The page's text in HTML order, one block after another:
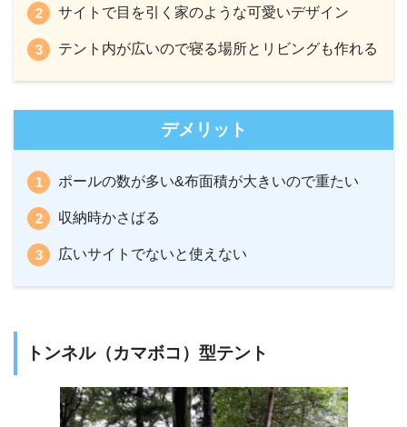
サイトで目を引く家のような可愛いデザイン
テント内が広いので寝る場所とリビングも作れる
デメリット
ポールの数が多い&布面積が大きいので重たい
収納時かさばる
広いサイトでないと使えない
トンネル（カマボコ）型テント